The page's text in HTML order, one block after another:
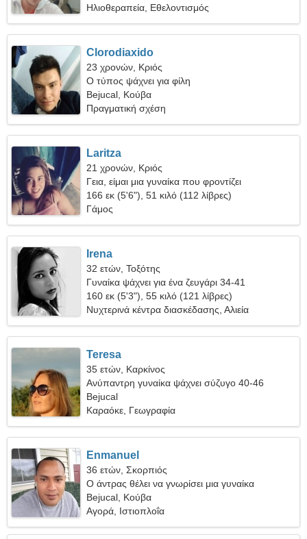
Ηλιοθεραπεία, Εθελοντισμός
Clorodiaxido
23 χρονών, Κριός
Ο τύπος ψάχνει για φίλη
Bejucal, Κούβα
Πραγματική σχέση
Laritza
21 χρονών, Κριός
Γεια, είμαι μια γυναίκα που φροντίζει
166 εκ (5'6"), 51 κιλό (112 λίβρες)
Γάμος
Irena
32 ετών, Τοξότης
Γυναίκα ψάχνει για ένα ζευγάρι 34-41
160 εκ (5'3"), 55 κιλό (121 λίβρες)
Νυχτερινά κέντρα διασκέδασης, Αλιεία
Teresa
35 ετών, Καρκίνος
Ανύπαντρη γυναίκα ψάχνει σύζυγο 40-46
Bejucal
Καραόκε, Γεωγραφία
Enmanuel
36 ετών, Σκορπιός
Ο άντρας θέλει να γνωρίσει μια γυναίκα
Bejucal, Κούβα
Αγορά, Ιστιοπλοΐα